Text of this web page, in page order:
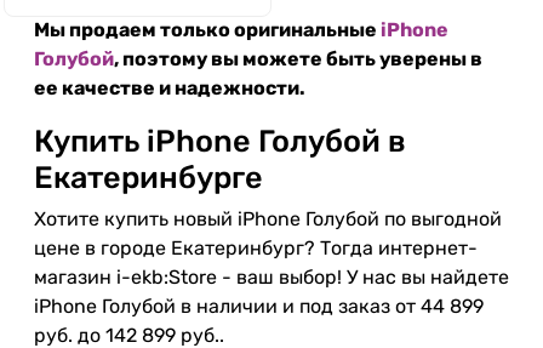
Мы продаем только оригинальные iPhone
Голубой, поэтому вы можете быть уверены в
ее качестве и надежности.
Купить iPhone Голубой в
Екатеринбурге
Хотите купить новый iPhone Голубой по выгодной
цене в городе Екатеринбург? Тогда интернет-
магазин i-ekb:Store - ваш выбор! У нас вы найдете
iPhone Голубой в наличии и под заказ от 44 899
руб. до 142 899 руб..